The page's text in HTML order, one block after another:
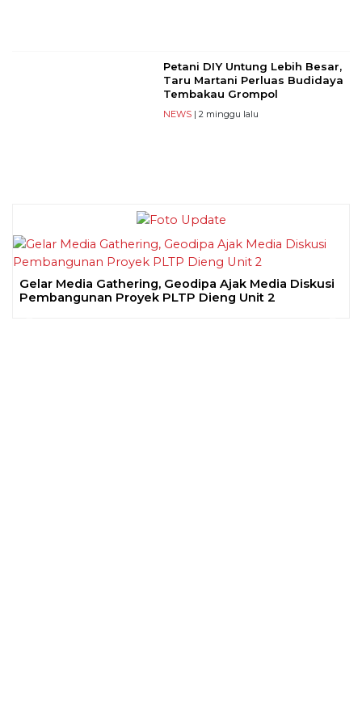
Petani DIY Untung Lebih Besar,
Taru Martani Perluas Budidaya
Tembakau Grompol
NEWS| 2 minggu lalu
Gelar Media Gathering, Geodipa Ajak Media Diskusi
Pembangunan Proyek PLTP Dieng Unit 2